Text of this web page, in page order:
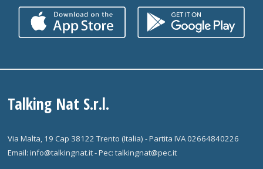
Talking Nat S.r.l.
Via Malta, 19 Cap 38122 Trento (Italia) - Partita IVA 02664840226
Email: info@talkingnat.it - Pec: talkingnat@pec.it